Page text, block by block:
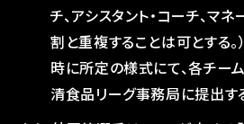
チ、アシスタント・コーチ、マ
割と重複することは可とする
時に所定の様式にて、各チー
清食品リーグ事務局に提出す